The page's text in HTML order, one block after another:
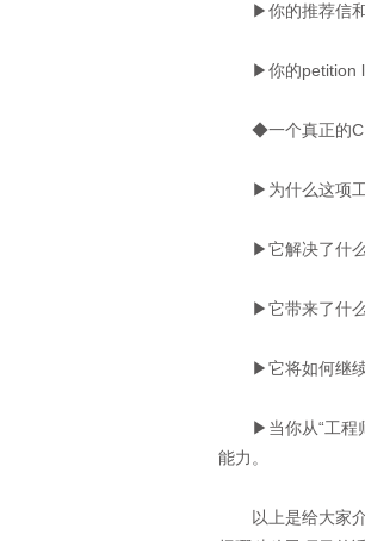
▶你的推荐信和
▶你的petition
◆一个真正的
▶为什么这项工
▶它解决了什么
▶它带来了什么
▶它将如何继续
▶当你从“工程师
能力。
以上是给大家